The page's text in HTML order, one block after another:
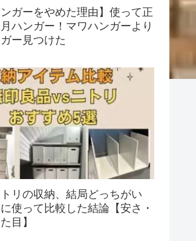
ンガーをやめた理由】使って正
ハンガー！マワハンガーより
ー見つけた
リの収納、結局どっちがい
使って比較した結論【安さ・
目】